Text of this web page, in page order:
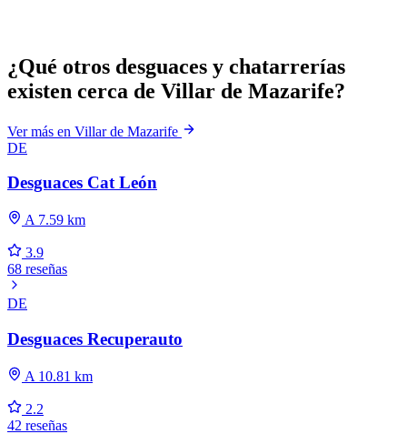
¿Qué otros desguaces y chatarrerías
existen cerca de Villar de Mazarife?
Ver más en Villar de Mazarife
DE
Desguaces Cat León
A 7.59 km
3.9
68 reseñas
DE
Desguaces Recuperauto
A 10.81 km
2.2
42 reseñas